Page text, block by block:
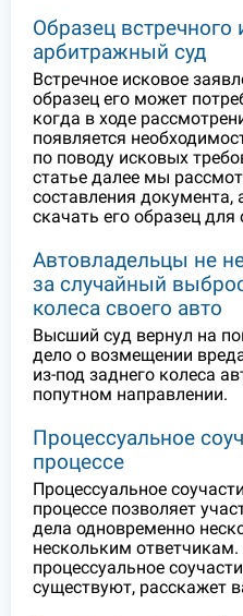
Образец встречного
арбитражный суд
Встречное исковое
образец его может
когда в ходе
появляется
по поводу исковых
статье далее мы
составления
скачать его образец
Автовладельцы не
за случайный
колеса своего авто
Высший суд вернул на
дело о возмещении
из-под заднего колеса
попутном направлении.
Процессуальное
процессе
Процессуальное
процессе позволяет
дела одновременно
нескольким ответчикам.
процессуальное
существуют, расскажет